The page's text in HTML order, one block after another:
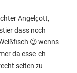
Angelgott,
dass noch
😉 wenns
da esse ich
selten zu